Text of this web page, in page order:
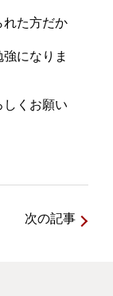
れた方だか
になりま
くお願い
次の記事